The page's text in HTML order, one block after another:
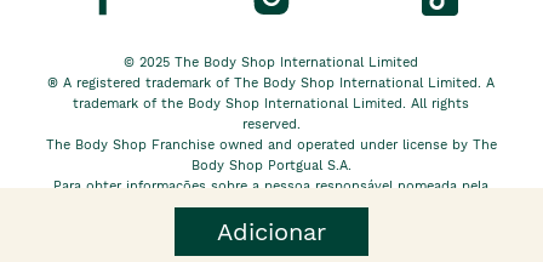
Adicionar
© 2025 The Body Shop International Limited
® A registered trademark of The Body Shop International Limited. A
trademark of the Body Shop International Limited. All rights
reserved.
The Body Shop Franchise owned and operated under license by The
Body Shop Portgual S.A.
Para obter informações sobre a pessoa responsável nomeada pela
The Body Shop International Limited EU, clique